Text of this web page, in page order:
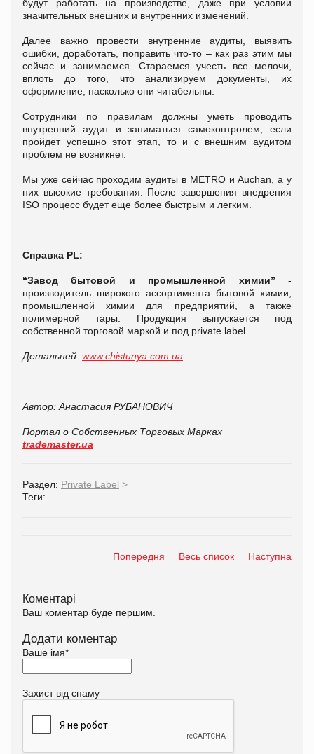
будут работать на производстве, даже при условии
значительных внешних и внутренних изменений.
Далее важно провести внутренние аудиты, выявить
ошибки, доработать, поправить что-то – как раз этим мы
сейчас и занимаемся. Стараемся учесть все мелочи,
вплоть до того, что анализируем документы, их
оформление, насколько они читабельны.
Сотрудники по правилам должны уметь проводить
внутренний аудит и заниматься самоконтролем, если
пройдет успешно этот этап, то и с внешним аудитом
проблем не возникнет.
Мы уже сейчас проходим аудиты в METRO и Аuchan, а у
них высокие требования. После завершения внедрения
ISO процесс будет еще более быстрым и легким.
Справка PL:
“Завод бытовой и промышленной химии” -
производитель широкого ассортимента бытовой химии,
промышленной химии для предприятий, а также
полимерной тары. Продукция выпускается под
собственной торговой маркой и под private label.
Детальней: www.chistunya.com.ua
Автор: Анастасия РУБАНОВИЧ
Портал о Собственных Торговых Марках
trademaster.ua
Раздел: Private Label >
Теги:
Попередня Весь список Наступна
Коментарі
Ваш коментар буде першим.
Додати коментар
Ваше імя*
Захист від спаму